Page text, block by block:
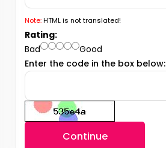
Note:HTML is not translated!
Rating:
Bad
Good
Enter the code in the box below:
Continue